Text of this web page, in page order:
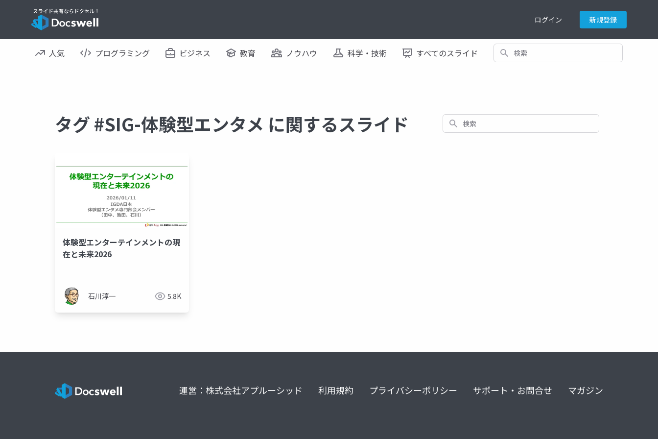
ログイン 新規登録
人気 プログラミング ビジネス 教育 ノウハウ 科学・技術 すべてのスライド 検索
タグ #SIG-体験型エンタメ に関するスライド 検索
体験型エンターテインメントの現
在と未来2026
石川淳一 5.8K
運営：株式会社アプルーシッド 利用規約 プライバシーポリシー サポート・お問合せ マガジン